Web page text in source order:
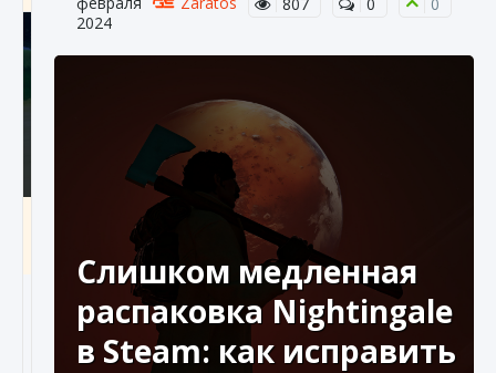
Как включить чат в Fortnite
9 августа 2024 1 335 0
2024
Слишком медленная
распаковка Nightingale
в Steam: как исправить